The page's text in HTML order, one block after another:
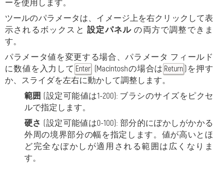
ーを使用します。
ツールのパラメータは、イメージ上を右クリックして表
示されるボックスと設定パネル の両方で調整できま
す。
パラメータ値を変更する場合、パラメータ フィールド
に数値を入力して Enter (Macintoshの場合は Return )を押す
か、スライダを左右に動かして調整します。
範囲 (設定可能値は1-200): ブラシのサイズをピクセ
ルで指定します。
硬さ (設定可能値は0-100): 部分的にぼかしがかかる
外周の境界部分の幅を指定します。値が高いとほ
ど完全なぼかしが適用される範囲は広くなりま
す。